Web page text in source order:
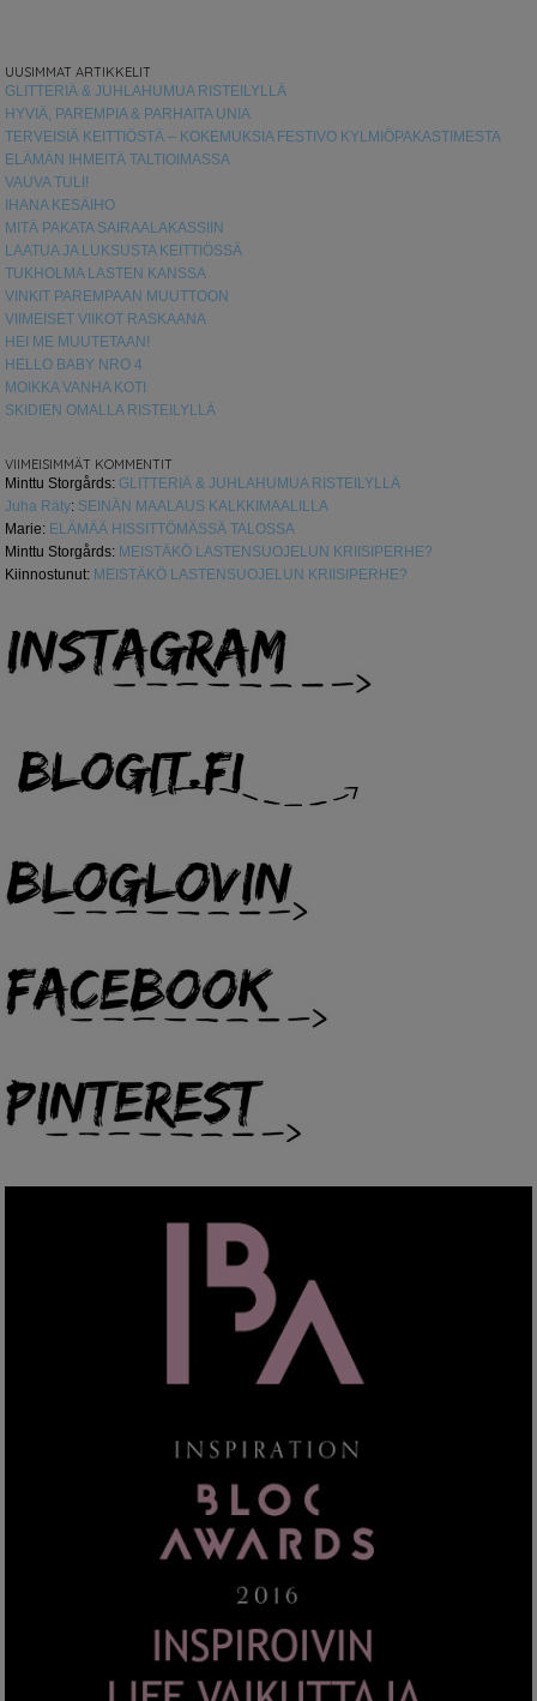
UUSIMMAT ARTIKKELIT
GLITTERIÄ & JUHLAHUMUA RISTEILYLLÄ
HYVIÄ, PAREMPIA & PARHAITA UNIA
TERVEISIÄ KEITTIÖSTÄ – KOKEMUKSIA FESTIVO KYLMIÖPAKASTIMESTA
ELÄMÄN IHMEITÄ TALTIOIMASSA
VAUVA TULI!
IHANA KESÄIHO
MITÄ PAKATA SAIRAALAKASSIIN
LAATUA JA LUKSUSTA KEITTIÖSSÄ
TUKHOLMA LASTEN KANSSA
VINKIT PAREMPAAN MUUTTOON
VIIMEISET VIIKOT RASKAANA
HEI ME MUUTETAAN!
HELLO BABY NRO 4
MOIKKA VANHA KOTI
SKIDIEN OMALLA RISTEILYLLÄ
VIIMEISIMMÄT KOMMENTIT
Minttu Storgårds: GLITTERIÄ & JUHLAHUMUA RISTEILYLLÄ
Juha Räty: SEINÄN MAALAUS KALKKIMAALILLA
Marie: ELÄMÄÄ HISSITTÖMÄSSÄ TALOSSA
Minttu Storgårds: MEISTÄKÖ LASTENSUOJELUN KRIISIPERHE?
Kiinnostunut: MEISTÄKÖ LASTENSUOJELUN KRIISIPERHE?